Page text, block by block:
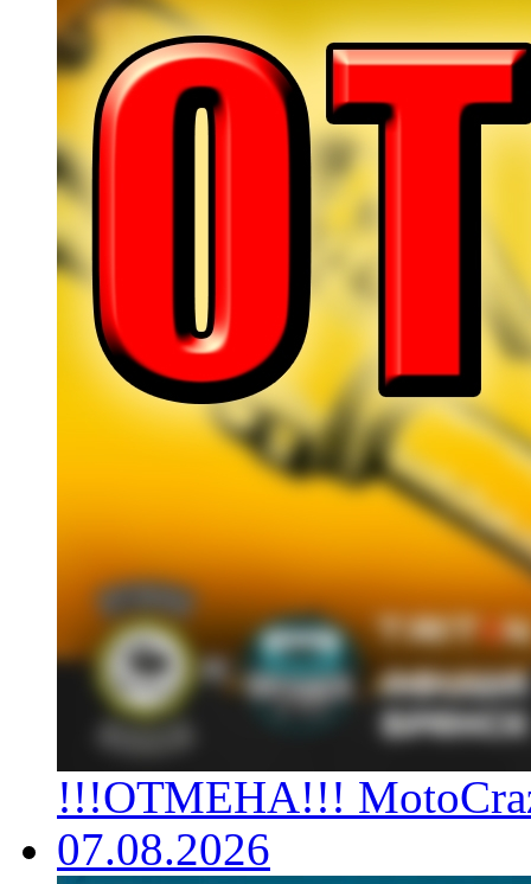
!!!ОТМЕНА!!!
07.08.2026